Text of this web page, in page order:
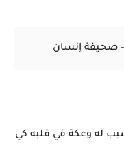
– صحيفة إنسان
له وعكة في قلبه كي